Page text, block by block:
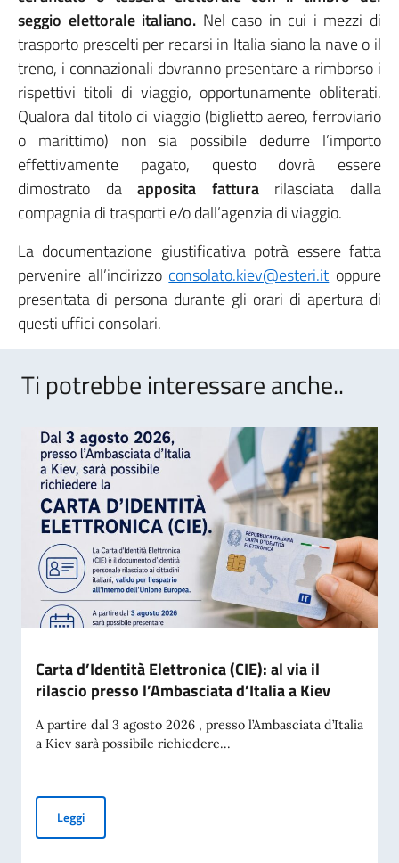
seggio elettorale italiano. Nel caso in cui i mezzi di
trasporto prescelti per recarsi in Italia siano la nave o il
treno, i connazionali dovranno presentare a rimborso i
rispettivi titoli di viaggio, opportunamente obliterati.
Qualora dal titolo di viaggio (biglietto aereo, ferroviario
o marittimo) non sia possibile dedurre l’importo
effettivamente pagato, questo dovrà essere
dimostrato daapposita fatturarilasciata dalla
compagnia di trasporti e/o dall’agenzia di viaggio.
La documentazione giustificativa potrà essere fatta
pervenire all’indirizzoconsolato.kiev@esteri.itoppure
presentata di persona durante gli orari di apertura di
questi uffici consolari.
Ti potrebbe interessare anche..
Carta d’Identità Elettronica (CIE): al via il
rilascio presso l’Ambasciata d’Italia a Kiev
A partire dal 3 agosto 2026 , presso l’Ambasciata d’Italia
a Kiev sarà possibile richiedere...
LeggiCarta d’Identità Elettronica (CIE): al via il rilascio presso